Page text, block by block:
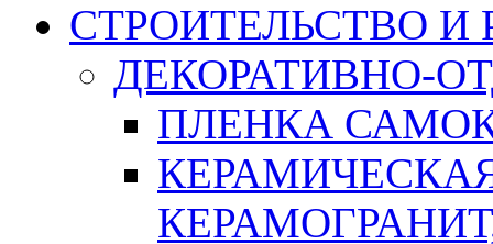
СТРОИТЕЛЬСТВО И
ДЕКОРАТИВНО-
ПЛЕНКА